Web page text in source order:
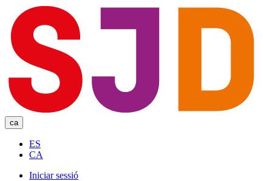
main
content
ca
ES
CA
Iniciar sessió